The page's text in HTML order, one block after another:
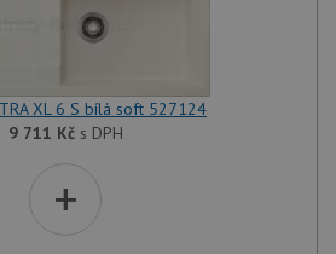
XL 6 S bílá soft 527124
9 711 Kčs DPH
+